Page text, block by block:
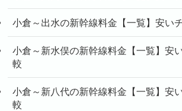
小倉～出水の新幹線料金【一覧】安い
小倉～新水俣の新幹線料金【一覧】安
較
小倉～新八代の新幹線料金【一覧】安
較